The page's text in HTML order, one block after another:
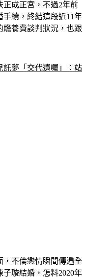
道喇舌」，這一喇讓
正成正宮，不過2年前
續，終結這段近11年
養費談判狀況，也跟
，不倫戀情瞬間傳遍全